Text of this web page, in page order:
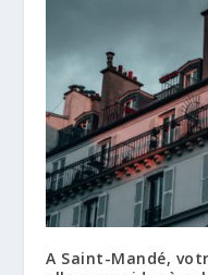
A Saint-Mandé,